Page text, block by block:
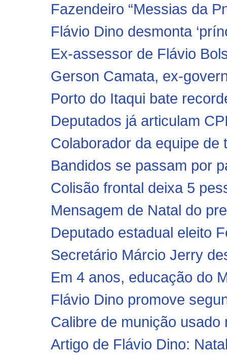
Fazendeiro “Messias da
Flávio Dino desmonta
Ex-assessor de Flávio
Gerson Camata, ex-
Porto do Itaqui bate
Deputados já articulam
Colaborador da equipe
Bandidos se passam por
Colisão frontal deixa 5
Mensagem de Natal do
Deputado estadual eleito
Secretário Márcio Jerry
Em 4 anos, educação do
Flávio Dino promove
Calibre de munição
Artigo de Flávio Dino: